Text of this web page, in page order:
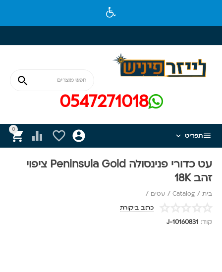
0547271018
0
 
 

תפריט 
עט כדורי פנינסולה Peninsula Gold ציפוי
זהב 18K
בית /
Catalog
/ עטים /
כתוב ביקורת
קוד: J-10160831